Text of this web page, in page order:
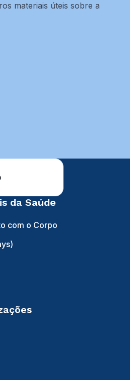
materiais úteis sobre a
da Saúde
com o Corpo